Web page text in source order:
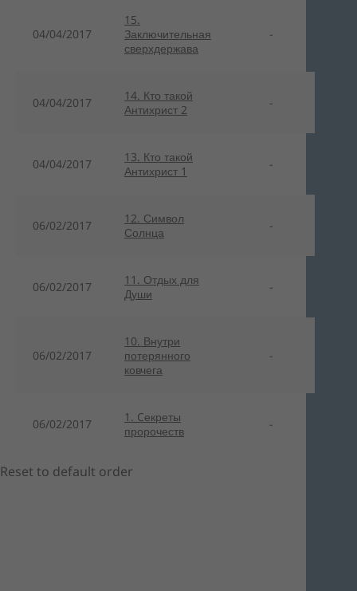
04/04/2017
15.
Заключительная
сверхдержава
-
04/04/2017
14. Кто такой
Антихрист 2
-
04/04/2017
13. Кто такой
Антихрист 1
-
06/02/2017
12. Символ
Солнца
-
06/02/2017
11. Отдых для
Души
-
06/02/2017
10. Внутри
потерянного
ковчега
-
06/02/2017
1. Cекреты
пророчеств
-
Reset to default order